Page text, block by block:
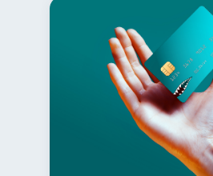
11
Entidad financiera
Consejos 6 Servicios
Mipymes 1
Educación financiera 31
Finanzas para jóvenes 30
30